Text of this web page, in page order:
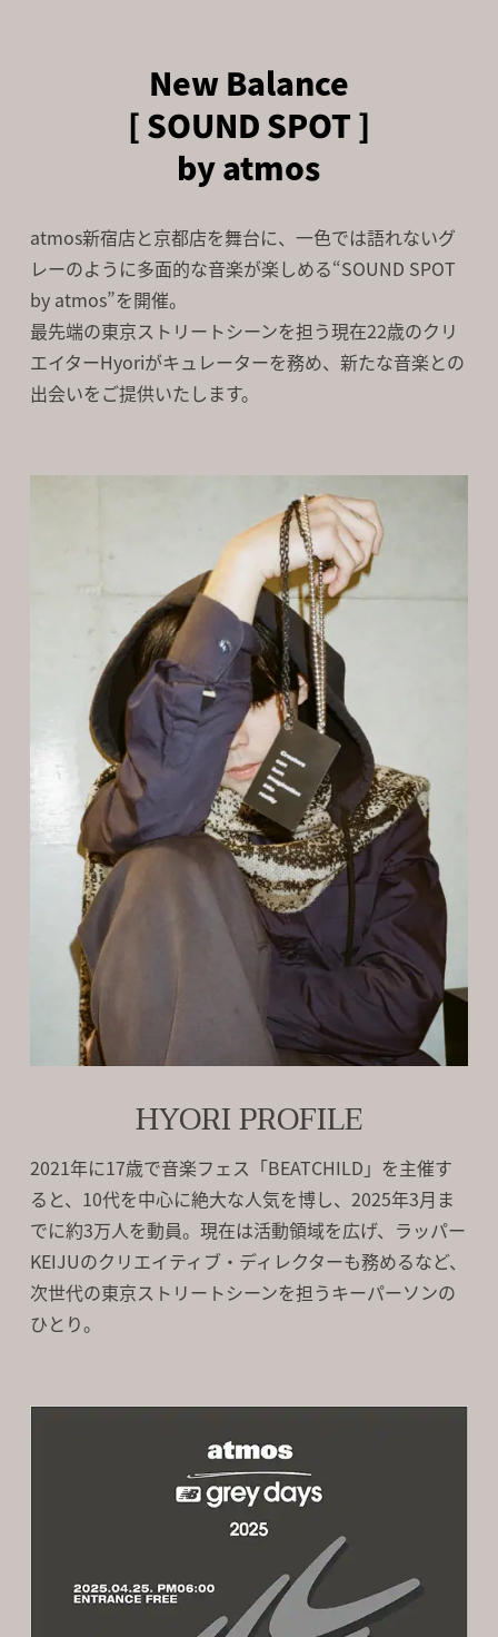
New Balance
[ SOUND SPOT ]
by atmos
atmos新宿店と京都店を舞台に、一色では語れないグ
レーのように多面的な音楽が楽しめる“SOUND SPOT
by atmos”を開催。
最先端の東京ストリートシーンを担う現在22歳のクリ
エイターHyoriがキュレーターを務め、 新たな音楽との
出会いをご提供いたします。
HYORI PROFILE
2021年に17歳で音楽フェス「BEATCHILD」を主催す
ると、10代を中心に絶大な人気を博し、2025年3月ま
でに約3万人を動員。現在は活動領域を広げ、ラッパー
KEIJUのクリエイティブ・ディレクターも務めるなど、
次世代の東京ストリートシーンを担うキーパーソンの
ひとり。